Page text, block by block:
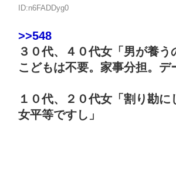
ID:n6FADDyg0
>>548
３０代、４０代女「男が養う
こどもは不要。家事分担。デ
１０代、２０代女「割り勘に
女平等ですし」